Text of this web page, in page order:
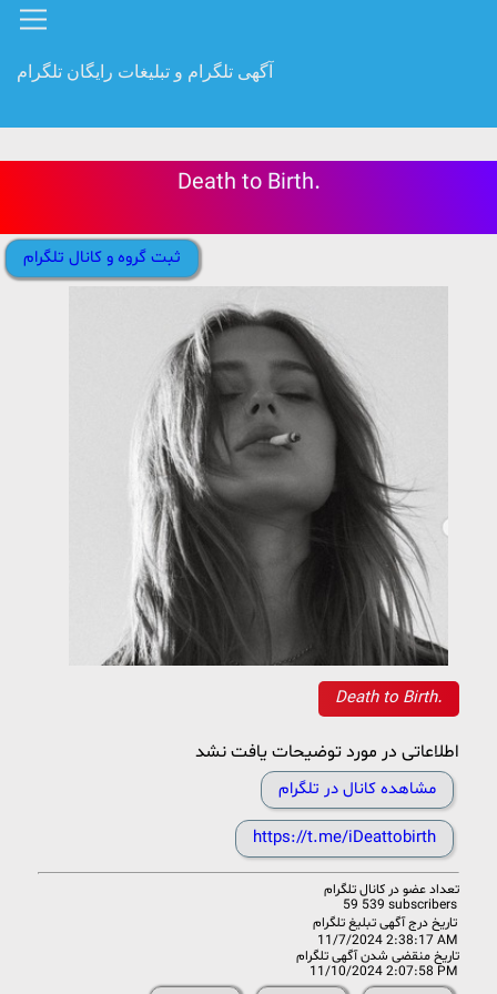
آگهی تلگرام و تبلیغات رایگان تلگرام
Death to Birth.
ثبت گروه و کانال تلگرام
Death to Birth.
اطلاعاتی در مورد توضیحات یافت نشد
مشاهده کانال در تلگرام
https://t.me/iDeattobirth
تعداد عضو در کانال تلگرام
59 539 subscribers
تاریخ درج آگهی تبلیغ تلگرام
11/7/2024 2:38:17 AM
تاریخ منقضی شدن آگهی تلگرام
11/10/2024 2:07:58 PM